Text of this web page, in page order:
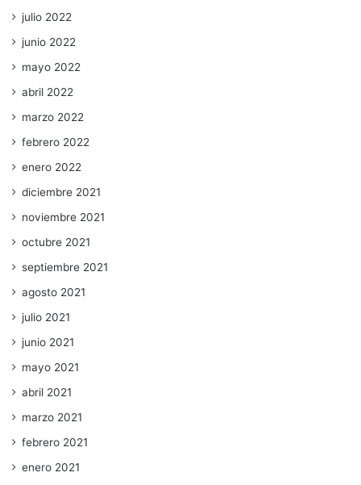
julio 2022
junio 2022
mayo 2022
abril 2022
marzo 2022
febrero 2022
enero 2022
diciembre 2021
noviembre 2021
octubre 2021
septiembre 2021
agosto 2021
julio 2021
junio 2021
mayo 2021
abril 2021
marzo 2021
febrero 2021
enero 2021